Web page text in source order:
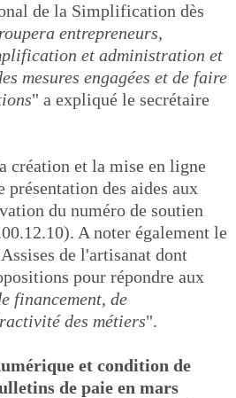
de la Simplification dès
entrepreneurs,
et administration et
mesures engagées et de faire
" a expliqué le secrétaire
création et la mise en ligne
des aides aux
du numéro de soutien
A noter également le
de l'artisanat dont
pour répondre aux
financement, de
des métiers".
et condition de
de paie en mars